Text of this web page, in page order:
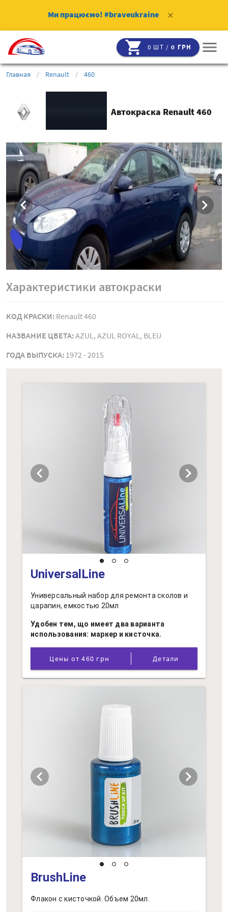
Ми працюємо! #braveukraine clear
shopping_cart 0 ШТ /0 ГРН menu
Главная / Renault / 460
Автокраска Renault 460
chevron_left chevron_right
Характеристики автокраски
КОД КРАСКИ: Renault 460
НАЗВАНИЕ ЦВЕТА:AZUL, AZUL ROYAL, BLEU
ГОДА ВЫПУСКА: 1972 - 2015
chevron_left chevron_right
UniversalLine
Универсальный набор для ремонта сколов и
царапин, емкостью 20мл
Удобен тем, що имеет два варианта
использования: маркер и кисточка.
Цены от 460 грн Детали
chevron_left chevron_right
BrushLine
Флакон с кисточкой. Объем 20мл.